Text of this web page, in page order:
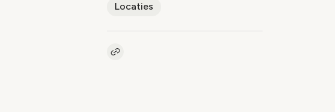
Locaties
Kopieer link naar artikel